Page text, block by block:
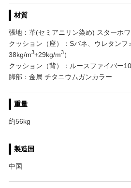
材質
張地：革(セミアニリン染め) スターホ
クッション（座）：Sバネ、ウレタンフ
38kg/m3+29kg/m3）
クッション（背）：ルースファイバー
脚部：金属 チタニウムガンカラー
重量
約56kg
製造国
中国